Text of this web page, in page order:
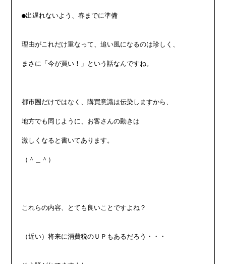
●出遅れないよう、春までに準備
理由がこれだけ重なって、追い風になるのは珍しく、
まさに「今が買い！」という話なんですね。
都市圏だけではなく、購買意識は伝染しますから、
地方でも同じように、お客さんの動きは
激しくなると書いてあります。
（＾＿＾）
これらの内容、とても良いことですよね？
（近い）将来に消費税のＵＰもあるだろう・・・